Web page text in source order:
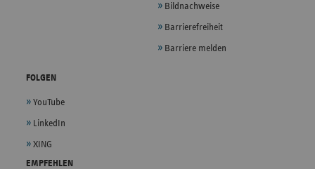
Bildnachweise
Barrierefreiheit
Barriere melden
FOLGEN
YouTube
LinkedIn
XING
EMPFEHLEN